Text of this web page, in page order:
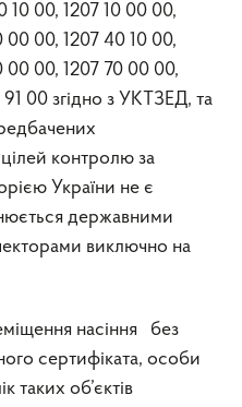
10 00, 1207 10 00 00,
00 00, 1207 40 10 00,
00 00, 1207 70 00 00,
00 згідно з УКТЗЕД, та
контролю за
України не є
державними
виключно на
насіння без
сертифіката, особи
таких об’єктів